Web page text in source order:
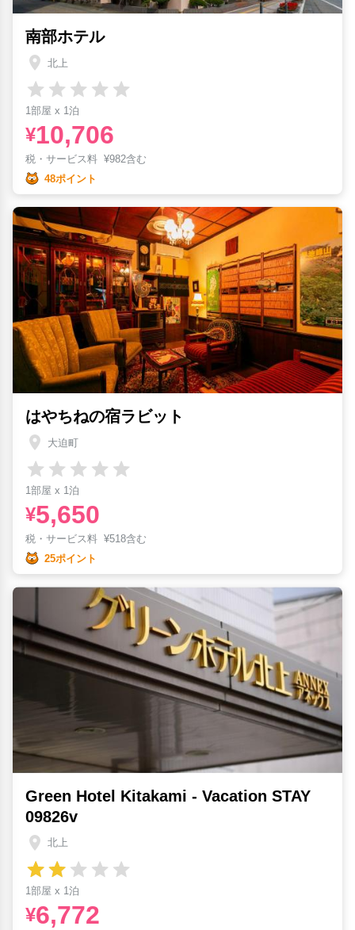
南部ホテル
北上
1部屋 x 1泊
¥10,706
税・サービス料 ¥982含む
48ポイント
はやちねの宿ラビット
大迫町
1部屋 x 1泊
¥5,650
税・サービス料 ¥518含む
25ポイント
Green Hotel Kitakami - Vacation STAY
09826v
北上
1部屋 x 1泊
¥6,772